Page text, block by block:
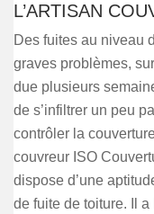
L’ARTISAN
Des fuites au niveau
graves problèmes,
due plusieurs
de s’infiltrer un peu
contrôler la
couvreur ISO
dispose d’une
de fuite de toiture. Il a